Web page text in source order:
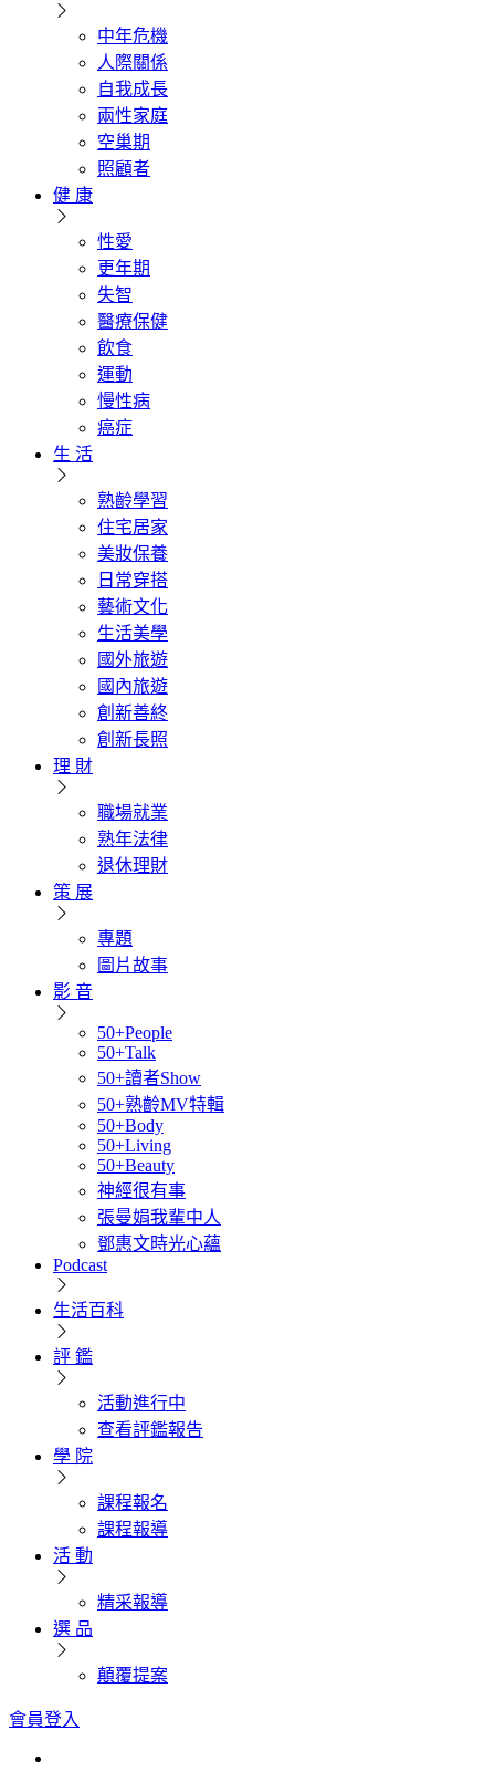
中年危機
人際關係
自我成長
兩性家庭
空巢期
照顧者
健 康
性愛
更年期
失智
醫療保健
飲食
運動
慢性病
癌症
生 活
熟齡學習
住宅居家
美妝保養
日常穿搭
藝術文化
生活美學
國外旅遊
國內旅遊
創新善終
創新長照
理 財
職場就業
熟年法律
退休理財
策 展
專題
圖片故事
影 音
50+People
50+Talk
50+讀者Show
50+熟齡MV特輯
50+Body
50+Living
50+Beauty
神經很有事
張曼娟我輩中人
鄧惠文時光心蘊
Podcast
生活百科
評 鑑
活動進行中
查看評鑑報告
學 院
課程報名
課程報導
活 動
精采報導
選 品
顛覆提案
會員登入